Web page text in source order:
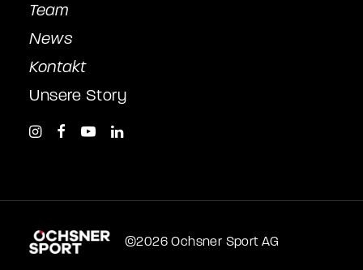
Team
News
Kontakt
Unsere Story
©2026 Ochsner Sport AG